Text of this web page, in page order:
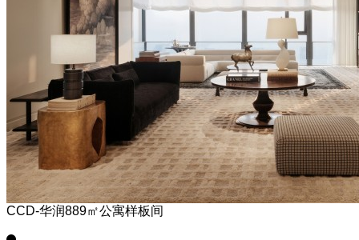
CCD-华润889㎡公寓样板间